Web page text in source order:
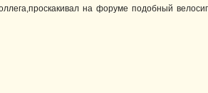
на форуме подобный